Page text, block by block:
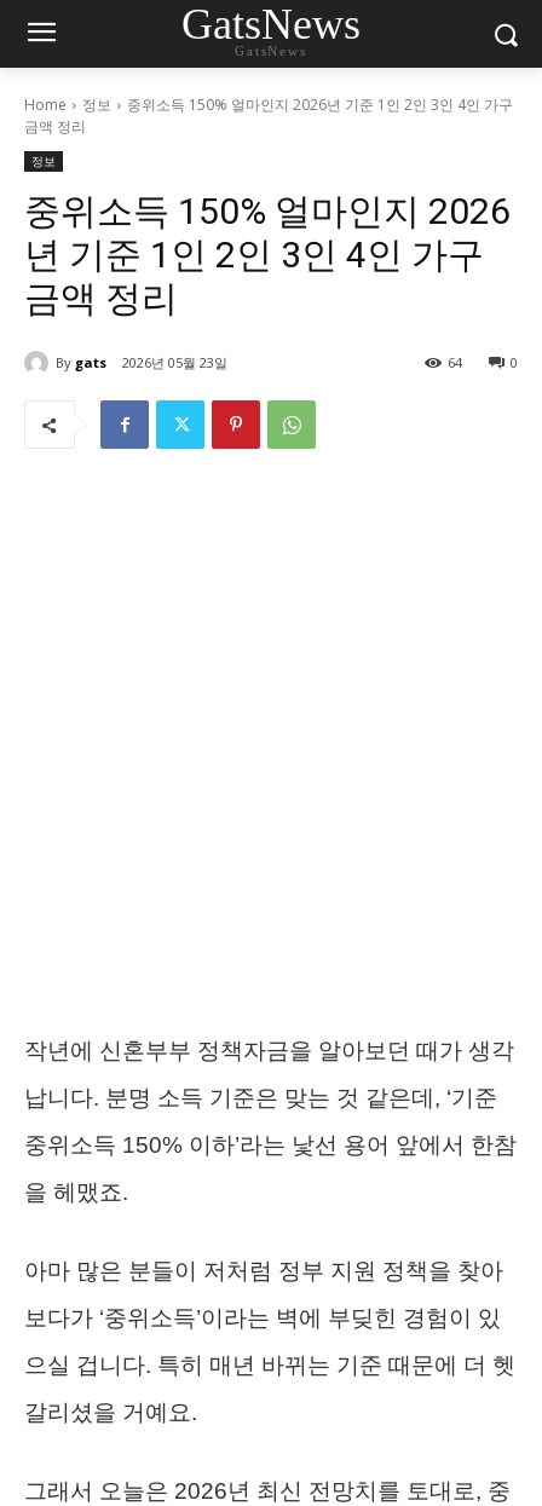
GatsNews
GatsNews
Home 정보
중위소득 150% 얼마인지 2026년 기준 1인 2인 3인 4인 가구
금액 정리
정보
중위소득 150% 얼마인지 2026
년 기준 1인 2인 3인 4인 가구
금액 정리
By gats 2026년 05월 23일 0
64
작년에 신혼부부 정책자금을 알아보던 때가 생각
납니다. 분명 소득 기준은 맞는 것 같은데, ‘기준
중위소득 150% 이하’라는 낯선 용어 앞에서 한참
을 헤맸죠.
아마 많은 분들이 저처럼 정부 지원 정책을 찾아
보다가 ‘중위소득’이라는 벽에 부딪힌 경험이 있
으실 겁니다. 특히 매년 바뀌는 기준 때문에 더 헷
갈리셨을 거예요.
그래서 오늘은 2026년 최신 전망치를 토대로, 중